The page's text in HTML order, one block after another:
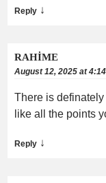
Reply ↓
RAHİME
August 12, 2025 at
There is definately
like all the points
Reply ↓